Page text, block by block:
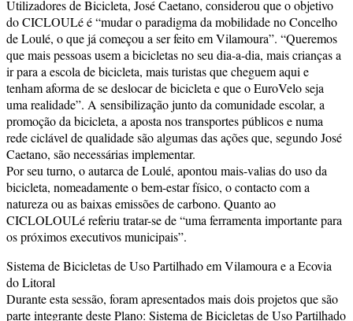
Utilizadores de Bicicleta, José Caetano, considerou que o objetivo
do CICLOULé é “mudar o paradigma da mobilidade no Concelho
de Loulé, o que já começou a ser feito em Vilamoura”. “Queremos
que mais pessoas usem a bicicletas no seu dia-a-dia, mais crianças a
ir para a escola de bicicleta, mais turistas que cheguem aqui e
tenham aforma de se deslocar de bicicleta e que o EuroVelo seja
uma realidade”. A sensibilização junto da comunidade escolar, a
promoção da bicicleta, a aposta nos transportes públicos e numa
rede ciclável de qualidade são algumas das ações que, segundo José
Caetano, são necessárias implementar.
Por seu turno, o autarca de Loulé, apontou mais-valias do uso da
bicicleta, nomeadamente o bem-estar físico, o contacto com a
natureza ou as baixas emissões de carbono. Quanto ao
CICLOLOULé referiu tratar-se de “uma ferramenta importante para
os próximos executivos municipais”.
Sistema de Bicicletas de Uso Partilhado em Vilamoura e a Ecovia
do Litoral
Durante esta sessão, foram apresentados mais dois projetos que são
parte integrante deste Plano: Sistema de Bicicletas de Uso Partilhado